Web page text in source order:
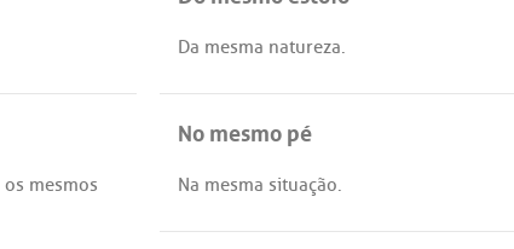
Da mesma natureza.
os mesmos
No mesmo pé
Na mesma situação.